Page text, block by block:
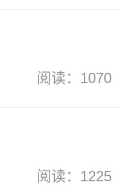
阅读：1070
阅读：1225